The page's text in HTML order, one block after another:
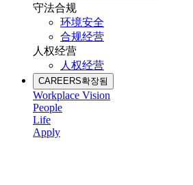
守法合规
环境安全
合规经营
人权经营
人权经营
CAREERS확장됨
Workplace Vision
People
Life
Apply